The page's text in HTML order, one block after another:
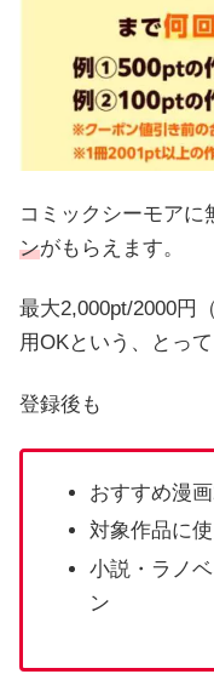
コミックシーモアに
ンがもらえます。
最大2,000pt/2000円
用OKという、とっ
登録後も
おすすめ漫
対象作品に
小説・ラノ
ン